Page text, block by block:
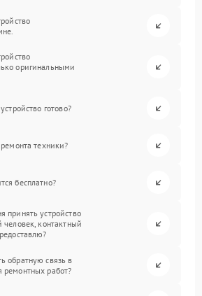
оригинальными
готово?
техники?
бесплатно?
принять устройство
человек, контактный
обратную связь в
ремонтных работ?